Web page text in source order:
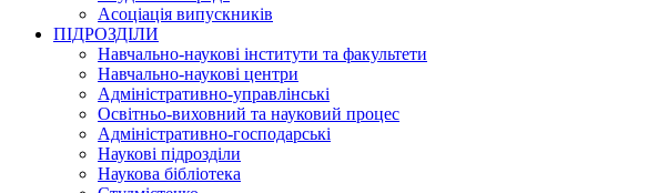
Асоціація випускників
ПІДРОЗДІЛИ
Навчально-наукові інститути та факультети
Навчально-наукові центри
Адміністративно-управлінські
Освітньо-виховний та науковий процес
Адміністративно-господарські
Наукові підрозділи
Наукова бібліотека